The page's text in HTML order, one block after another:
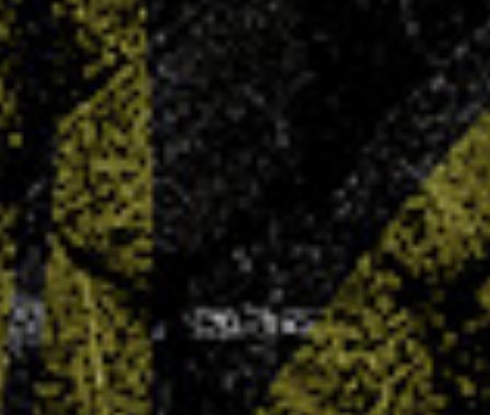
partenaires et sympathisants à son Assemblée
Générale Élective qui se tiendra le dimanche 29
juin 2025 à 11h00, au COSEC Marie Marvingt à
Villers-lès-Nancy. Ordre du jour :...
LIRE PLUS